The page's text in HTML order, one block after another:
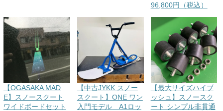
96,800円（税込）
【OGASAKA MAD
E】スノースクート
ワイドボードセット
【中古JYKK スノー
スクート】ONE ワン
入門モデル A1ロッ
【最大サイズハイブ
ッシュ】スノースク
ート シンプル非貫通